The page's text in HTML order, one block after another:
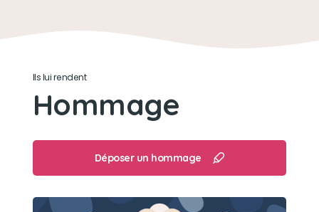
Ils lui rendent
Hommage
Déposer un hommage